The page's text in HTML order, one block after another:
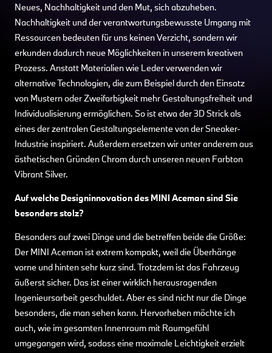
Neues, Nachhaltigkeit und den Mut, sich abzuheben.
Nachhaltigkeit und der verantwortungsbewusste Umgang mit
Ressourcen bedeuten für uns keinen Verzicht, sondern wir
erkunden dadurch neue Möglichkeiten in unserem kreativen
Prozess. Anstatt Materialien wie Leder verwenden wir
alternative Technologien, die zum Beispiel durch den Einsatz
von Mustern oder Zweifarbigkeit mehr Gestaltungsfreiheit und
Individualisierung ermöglichen. So ist etwa der 3D Strick als
eines der zentralen Gestaltungselemente von der Sneaker-
Industrie inspiriert. Außerdem ersetzen wir unter anderem aus
ästhetischen Gründen Chrom durch unseren neuen Farbton
Vibrant Silver.
Auf welche Designinnovation des MINI Aceman sind Sie
besonders stolz?
Besonders auf zwei Dinge und die betreffen beide die Größe:
Der MINI Aceman ist extrem kompakt, weil die Überhänge
vorne und hinten sehr kurz sind. Trotzdem ist das Fahrzeug
äußerst sicher. Das ist einer wirklich herausragenden
Ingenieursarbeit geschuldet. Aber es sind nicht nur die Dinge
besonders, die man sehen kann. Hervorheben möchte ich
auch, wie im gesamten Innenraum mit Raumgefühl
umgegangen wird, sodass eine maximale Leichtigkeit erzielt